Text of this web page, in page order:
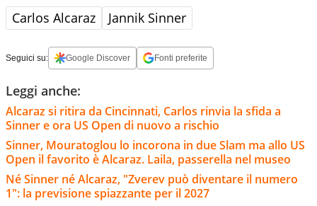
Carlos Alcaraz Jannik Sinner
Seguici su: Google Discover Fonti preferite
Leggi anche:
Alcaraz si ritira da Cincinnati, Carlos rinvia la sfida a
Sinner e ora US Open di nuovo a rischio
Sinner, Mouratoglou lo incorona in due Slam ma allo US
Open il favorito è Alcaraz. Laila, passerella nel museo
Né Sinner né Alcaraz, "Zverev può diventare il numero
1": la previsione spiazzante per il 2027